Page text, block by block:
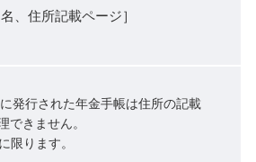
名、住所記載ページ］
発行された年金手帳は住所の記載
できません。
限ります。